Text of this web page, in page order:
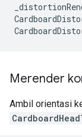
Merender
Ambil orientasi